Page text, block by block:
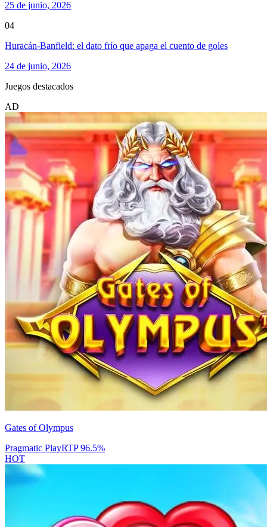
25 de junio, 2026
04
Huracán-Banfield: el dato frío que apaga el cuento de goles
24 de junio, 2026
Juegos destacados
AD
Gates of Olympus
Pragmatic PlayRTP96.5%
HOT